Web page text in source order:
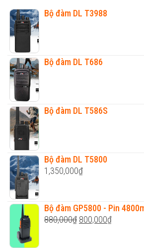
Bộ đàm DL T3988
Bộ đàm DL T686
Bộ đàm DL T586S
Bộ đàm DL T5800
1,350,000₫
Bộ đàm GP5800 - Pin
880,000₫ Original
800,000₫Current